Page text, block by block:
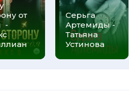
от
-
Серьга
Артемиды -
Татьяна
Устинова